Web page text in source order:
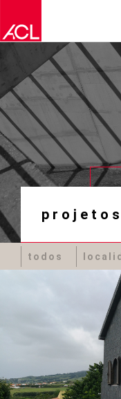
projetos
todos